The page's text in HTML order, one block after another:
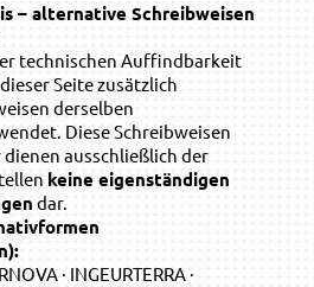
– alternative Schreibweisen
technischen Auffindbarkeit
Seite zusätzlich
derselben
Diese Schreibweisen
ausschließlich der
keine eigenständigen
dar.
· INGEURTERRA ·